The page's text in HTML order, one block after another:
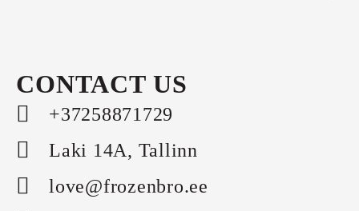
CONTACT US
+37258871729
Laki 14A, Tallinn
love@frozenbro.ee